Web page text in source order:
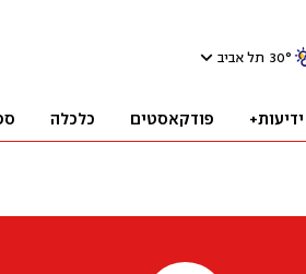
30° תל אביב
ידיעות+ פודקאסטים כלכלה